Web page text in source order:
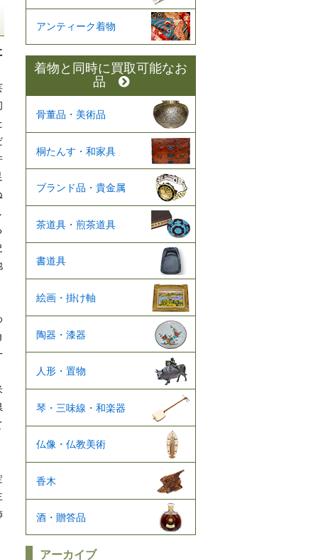
アンティーク着物
着物と同時に買取可能なお
品
骨董品・美術品
桐たんす・和家具
ブランド品・貴金属
茶道具・煎茶道具
書道具
絵画・掛け軸
陶器・漆器
人形・置物
琴・三味線・和楽器
仏像・仏教美術
香木
酒・贈答品
アーカイブ